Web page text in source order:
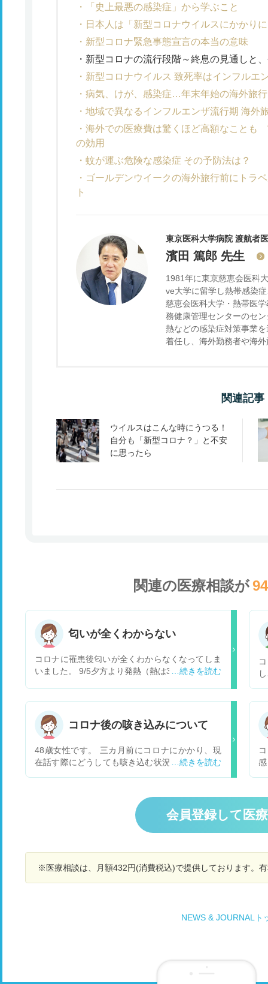
「史上最悪の感染症」から学ぶこと
日本人は「新型コロナウイルスにかかり
新型コロナ緊急事態宣言の本当の意味
新型コロナの流行段階～終息の見通しと
新型コロナウイルス 致死率はインフルエ
病気、けが、感染症…年末年始の海外旅
地域で異なるインフルエンザ流行期 海外
海外での医療費は驚くほど高額なことも
の効用
蚊が運ぶ危険な感染症 その予防法は？
ゴールデンウイークの海外旅行前にトラ
ト
東京医科大学病院 渡航者
濱田 篤郎 先生
1981年に東京慈恵会医科
ve大学に留学し熱帯感染
慈恵会医科大学・熱帯医
務健康管理センターのセ
熱などの感染症対策事業
着任し、海外勤務者や海
関連記事
ウイルスはこんな時にうつる！
自分も「新型コロナ？」と不安
に思ったら
関連の医療相談が
匂いが全くわからない
コロナに罹患後匂いが全くわからなくなってしま
いました。 9/5夕方より発熱（熱は3日くらいで平
か？受診するとすれば何科にいつ頃行けばよいの
でしょうか？コロナ後の咳き込みについて
48歳女性です。 三カ月前にコロナにかかり、現
在話す際にどうしても咳き込む状況がいまだ続い
際、咳がどうしてもでてしまいます。又、咳込み
が多いせいか、声もかすれることもあります。 三
カ月たった現在も完治の気配がない状態です。 コ
ロナ後に私のような症状が出ている方は多いので
ですが、このまま通院だけ続けていく形で良いも
のでしょうか？ なんとか、咳き込みをしずめたい
会員登録して医
※医療相談は、月額432円(消費税込)で提供しております。
NEWS & JOURNALト